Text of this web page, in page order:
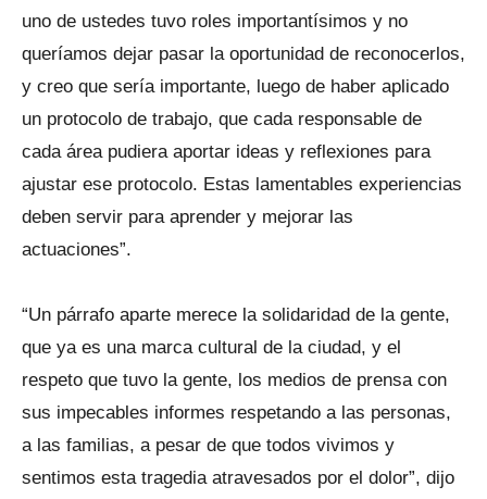
uno de ustedes tuvo roles importantísimos y no
queríamos dejar pasar la oportunidad de reconocerlos,
y creo que sería importante, luego de haber aplicado
un protocolo de trabajo, que cada responsable de
cada área pudiera aportar ideas y reflexiones para
ajustar ese protocolo. Estas lamentables experiencias
deben servir para aprender y mejorar las
actuaciones”.
“Un párrafo aparte merece la solidaridad de la gente,
que ya es una marca cultural de la ciudad, y el
respeto que tuvo la gente, los medios de prensa con
sus impecables informes respetando a las personas,
a las familias, a pesar de que todos vivimos y
sentimos esta tragedia atravesados por el dolor”, dijo